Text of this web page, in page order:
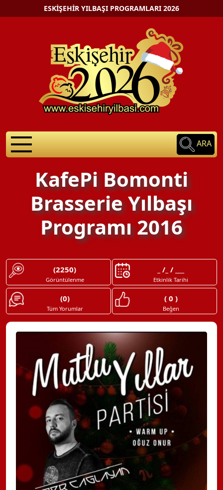
ESKIŞEHIR YILBAŞI PROGRAMLARI 2026
ARA
KafePi Bomonti
Brasserie Yılbaşı
Programı 2016
(2250)
Görüntülenme
_ /_ / ___
Etkinlik Tarihi
(0)
Tüm Yorumlar
( 0 )
Beğen